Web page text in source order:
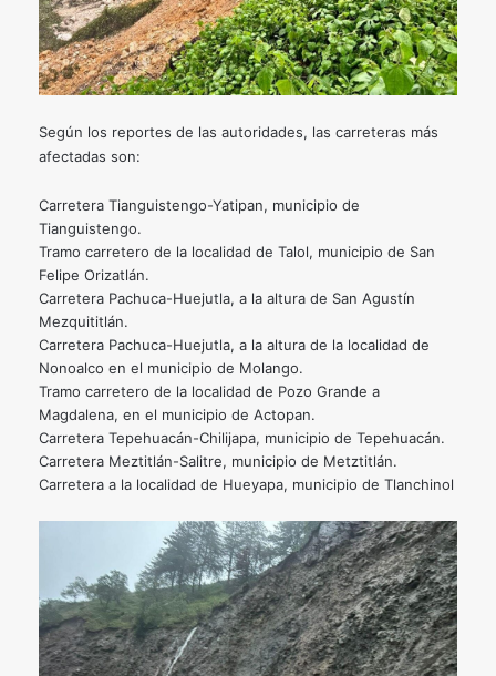
Según los reportes de las autoridades, las carreteras más
afectadas son:
Carretera Tianguistengo-Yatipan, municipio de
Tianguistengo.
Tramo carretero de la localidad de Talol, municipio de San
Felipe Orizatlán.
Carretera Pachuca-Huejutla, a la altura de San Agustín
Mezquititlán.
Carretera Pachuca-Huejutla, a la altura de la localidad de
Nonoalco en el municipio de Molango.
Tramo carretero de la localidad de Pozo Grande a
Magdalena, en el municipio de Actopan.
Carretera Tepehuacán-Chilijapa, municipio de Tepehuacán.
Carretera Meztitlán-Salitre, municipio de Metztitlán.
Carretera a la localidad de Hueyapa, municipio de Tlanchinol